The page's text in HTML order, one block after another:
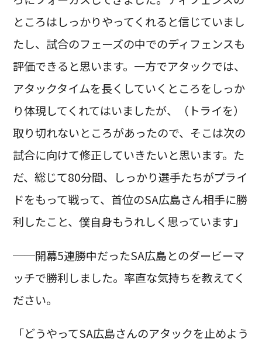
ところはしっかりやってくれると信じていまし
たし、試合のフェーズの中でのディフェンスも
評価できると思います。一方でアタックでは、
アタックタイムを長くしていくところをしっか
り体現してくれてはいましたが、（トライを）
取り切れないところがあったので、そこは次の
試合に向けて修正していきたいと思います。た
だ、総じて80分間、しっかり選手たちがプライ
ドをもって戦って、首位のSA広島さん相手に勝
利したこと、僕自身もうれしく思っています」
──開幕5連勝中だったSA広島とのダービーマ
ッチで勝利しました。率直な気持ちを教えてく
ださい。
「どうやってSA広島さんのアタックを止めよう